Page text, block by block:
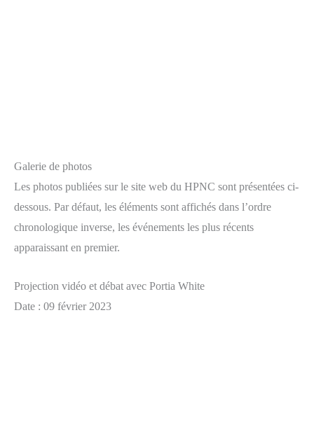
Galerie de photos
Les photos publiées sur le site web du HPNC sont présentées ci-
dessous. Par défaut, les éléments sont affichés dans l’ordre
chronologique inverse, les événements les plus récents
apparaissant en premier.
Projection vidéo et débat avec Portia White
Date : 09 février 2023